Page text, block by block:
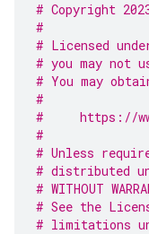
# Copyright
#
# Licensed
# you may not
# You may
#
#     https://
#
# Unless
# distributed
# WITHOUT
# See the
# limitations